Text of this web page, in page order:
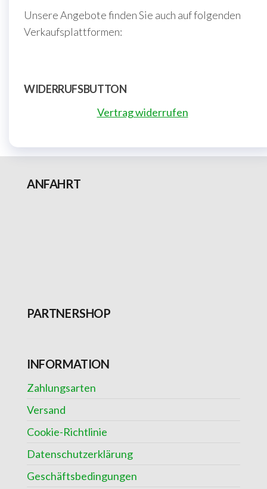
Unsere Angebote finden Sie auch auf folgenden
Verkaufsplattformen:
WIDERRUFSBUTTON
Vertrag widerrufen
ANFAHRT
PARTNERSHOP
INFORMATION
Zahlungsarten
Versand
Cookie-Richtlinie
Datenschutzerklärung
Geschäftsbedingungen